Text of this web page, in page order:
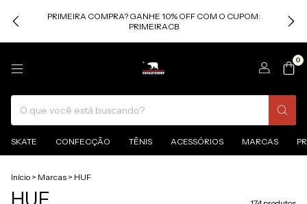
PRIMEIRA COMPRA? GANHE 10% OFF COM O CUPOM:
PRIMEIRACB
0
SKATE CONFECÇÃO TÊNIS ACESSÓRIOS MARCAS
Início > Marcas > HUF
HUF